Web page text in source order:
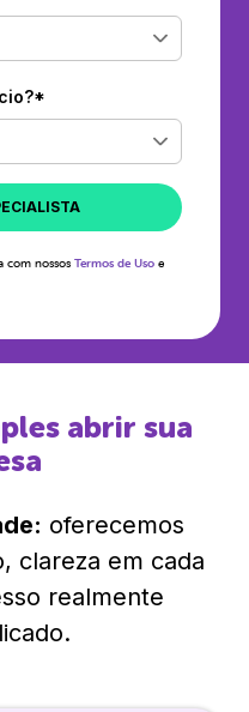
com nossos Termos de Uso e
abrir sua
oferecemos
clareza em cada
realmente